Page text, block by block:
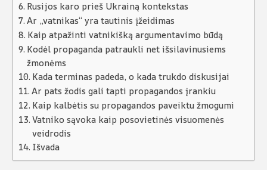
Rusijos karo prieš Ukrainą kontekstas
Ar „vatnikas“ yra tautinis įžeidimas
Kaip atpažinti vatnikišką argumentavimo būdą
Kodėl propaganda patraukli net išsilavinusiems
žmonėms
Kada terminas padeda, o kada trukdo diskusijai
Ar pats žodis gali tapti propagandos įrankiu
Kaip kalbėtis su propagandos paveiktu žmogumi
Vatniko sąvoka kaip posovietinės visuomenės
veidrodis
Išvada